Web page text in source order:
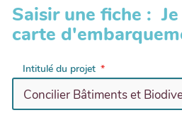
Saisir une fiche :
carte
Intitulé du projet